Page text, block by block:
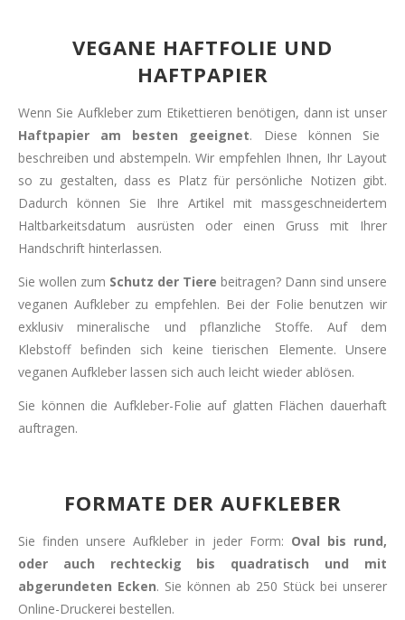
VEGANE HAFTFOLIE UND
HAFTPAPIER
Wenn Sie Aufkleber zum Etikettieren benötigen, dann ist unser
Haftpapier am besten geeignet. Diese können Sie
beschreiben und abstempeln. Wir empfehlen Ihnen, Ihr Layout
so zu gestalten, dass es Platz für persönliche Notizen gibt.
Dadurch können Sie Ihre Artikel mit massgeschneidertem
Haltbarkeitsdatum ausrüsten oder einen Gruss mit Ihrer
Handschrift hinterlassen.
Sie wollen zum Schutz der Tiere beitragen? Dann sind unsere
veganen Aufkleber zu empfehlen. Bei der Folie benutzen wir
exklusiv mineralische und pflanzliche Stoffe. Auf dem
Klebstoff befinden sich keine tierischen Elemente. Unsere
veganen Aufkleber lassen sich auch leicht wieder ablösen.
Sie können die Aufkleber-Folie auf glatten Flächen dauerhaft
auftragen.
FORMATE DER AUFKLEBER
Sie finden unsere Aufkleber in jeder Form: Oval bis rund,
oder auch rechteckig bis quadratisch und mit
abgerundeten Ecken. Sie können ab 250 Stück bei unserer
Online-Druckerei bestellen.